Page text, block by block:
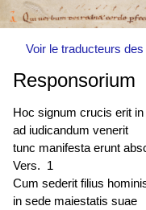
Voir le traducteurs
Responsorium
Hoc signum crucis erit
ad iudicandum venerit
tunc manifesta erunt
Vers. 1
Cum sederit filius
in sede maiestatis suae